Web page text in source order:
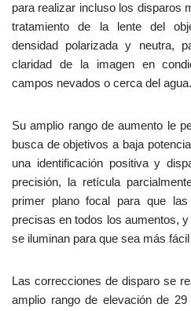
para realizar incluso los disparos
tratamiento de la lente del
densidad polarizada y
claridad de la imagen en
campos nevados o cerca del agua.
Su amplio rango de aumento le
busca de objetivos a baja
una identificación positiva y
precisión, la retícula
primer plano focal para que las
precisas en todos los aumentos,
se iluminan para que sea más
Las correcciones de disparo se
amplio rango de elevación de